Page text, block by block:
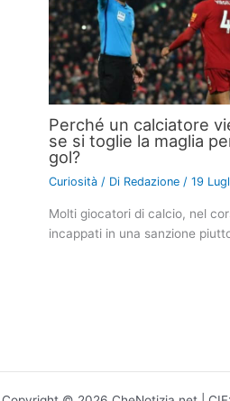
Perché un calciatore
se si toglie la maglia
gol?
Curiosità / Di Redazione/19
Molti giocatori di calcio, nel
incappati in una sanzione